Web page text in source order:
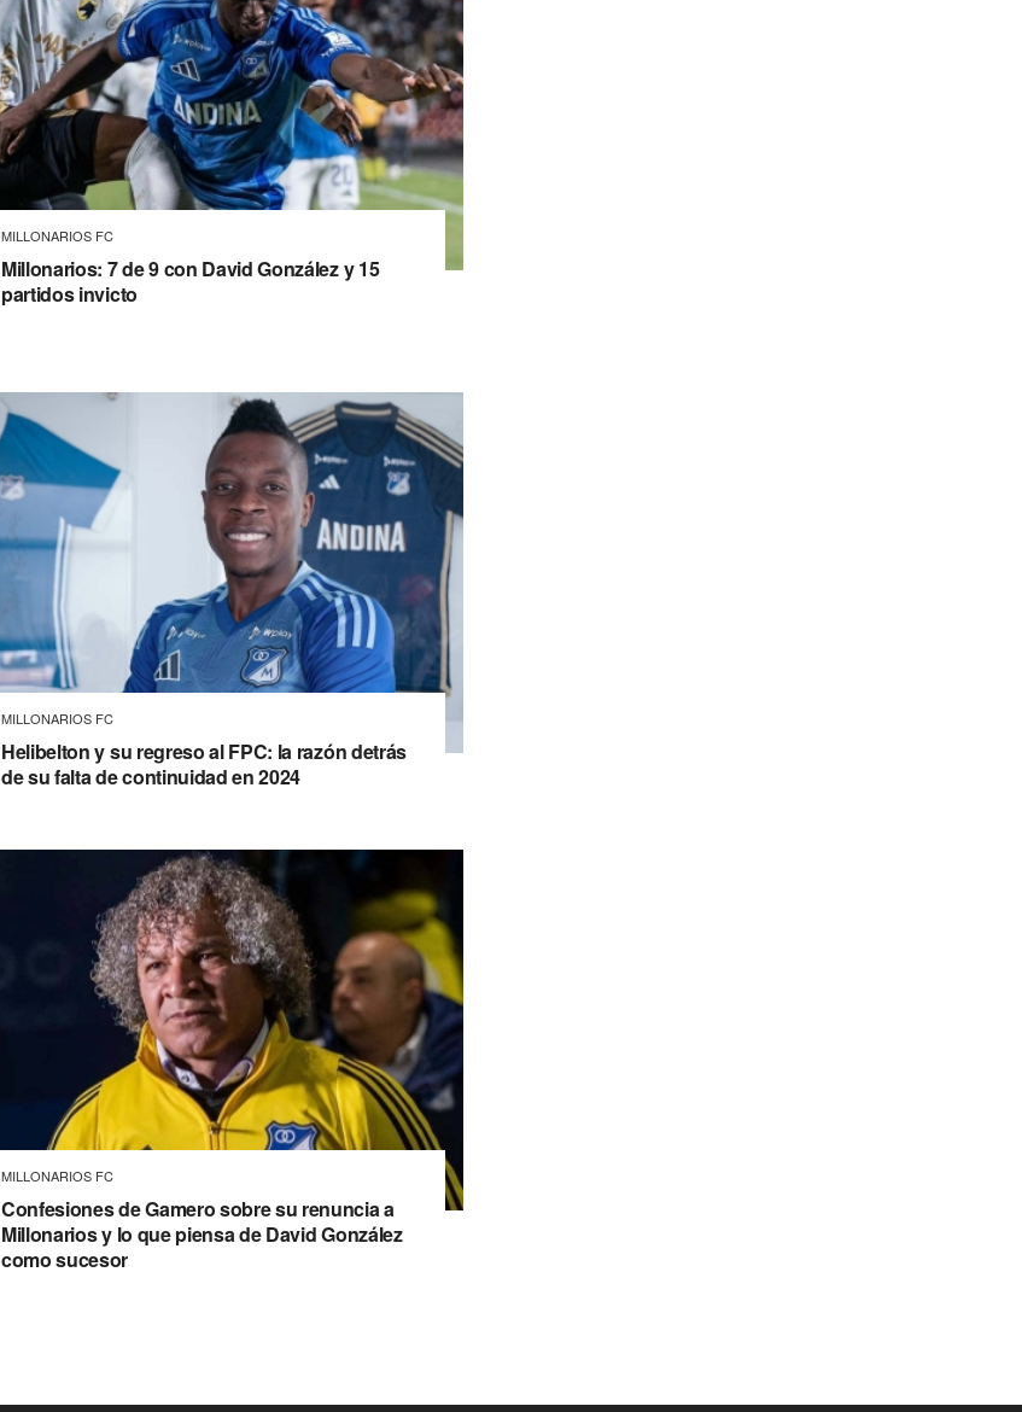
MILLONARIOS FC
Millonarios: 7 de 9 con David González y 15
partidos invicto
MILLONARIOS FC
Helibelton y su regreso al FPC: la razón detrás
de su falta de continuidad en 2024
MILLONARIOS FC
Confesiones de Gamero sobre su renuncia a
Millonarios y lo que piensa de David González
como sucesor